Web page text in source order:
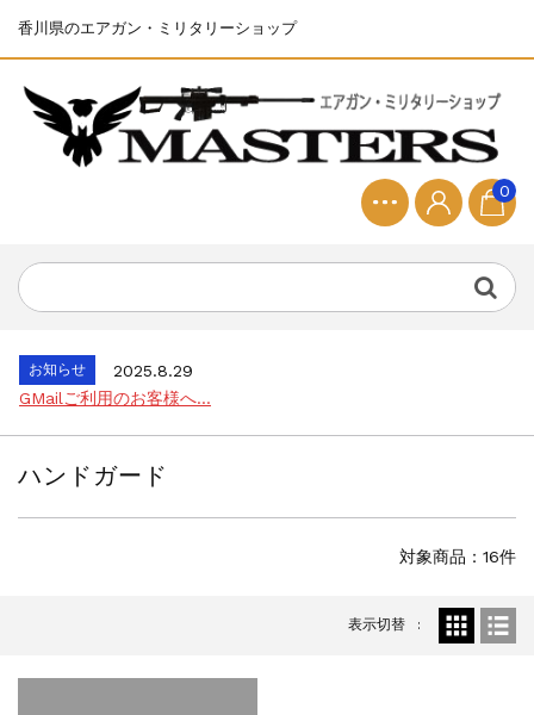
香川県のエアガン・ミリタリーショップ
0
S&T SKS-45 調整...
お知らせ
2025.11.27
お知らせ
2025.8.29
GMailご利用のお客様へ...
お知らせ
2026.8.4
ちょっと面白い電動416修理...
ハンドガード
対象商品：16件
表示切替